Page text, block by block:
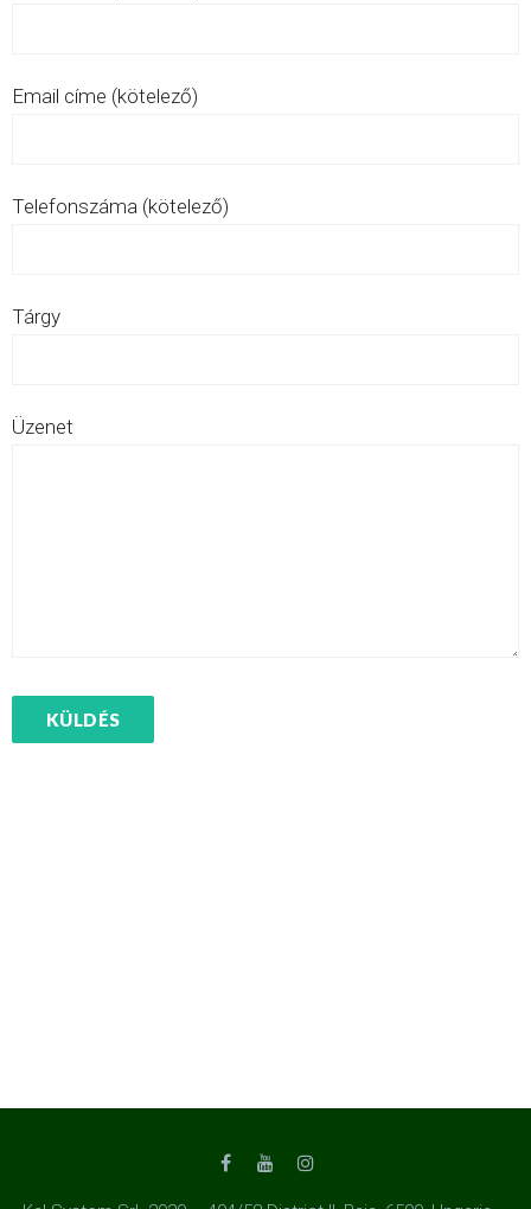
Email címe (kötelező)
Telefonszáma (kötelező)
Tárgy
Üzenet